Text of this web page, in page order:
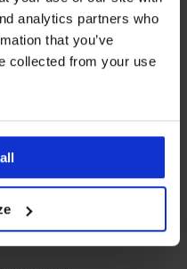
analytics partners who
that you’ve
collected from your use
Nahliadnite
bielizne
Ako
DIVA by